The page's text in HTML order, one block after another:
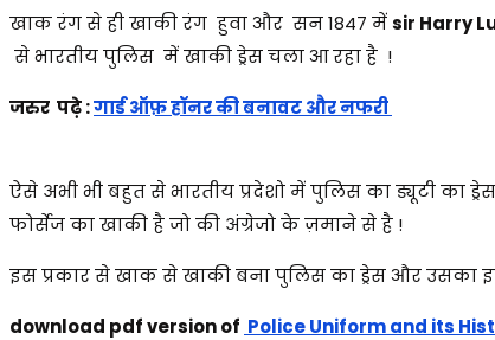
खाक रंग से ही खाकी रंग हुवा और सन 1847 मेंsir Harry
से भारतीय पुलिस में खाकी ड्रेस चला आ रहा है !
जरुर पढ़े :गार्ड ऑफ़ हॉनर की बनावट और नफरी
ऐसे अभी भी बहुत से भारतीय प्रदेशो में पुलिस का ड्यूटी का
फोर्सेज का खाकी है जो की अंग्रेजो के ज़माने से है !
इस प्रकार से खाक से खाकी बना पुलिस का ड्रेस और उसका
download pdf version of Police Uniform and its